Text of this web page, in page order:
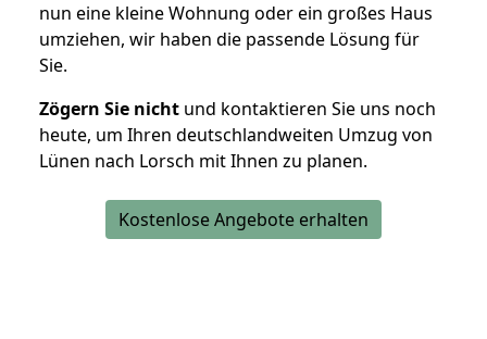
nun eine kleine Wohnung oder ein großes Haus
umziehen, wir haben die passende Lösung für
Sie.
Zögern Sie nicht und kontaktieren Sie uns noch
heute, um Ihren deutschlandweiten Umzug von
Lünen nach Lorsch mit Ihnen zu planen.
Kostenlose Angebote erhalten